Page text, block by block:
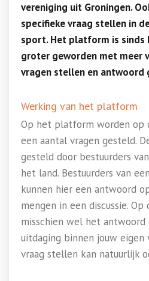
vereniging uit Groningen.
specifieke vraag stellen in
sport. Het platform is sinds
groter geworden met meer
vragen stellen en antwoord
Werking van het platform
Op het platform worden op
een aantal vragen gesteld.
gesteld door bestuurders
het land. Bestuurders van
kunnen hier een antwoord
mengen in een discussie.
misschien wel het antwoord
uitdaging binnen jouw eigen
vraag stellen kan natuurlijk